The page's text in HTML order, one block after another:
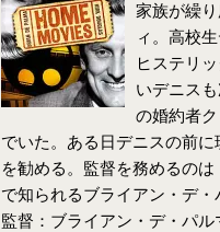
家族が繰
ィ。高校
ヒステリ
いデニス
の婚約者
でいた。ある日デニスの前
を勧める。監督を務めるの
で知られるブライアン・デ・
監督：ブライアン・デ・パ